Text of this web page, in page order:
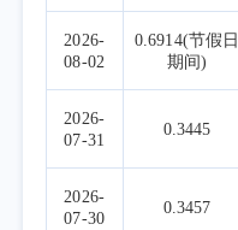
2026-
08-02
0.6914(节假日
期间)
2026-
07-31
0.3445
2026-
07-30
0.3457